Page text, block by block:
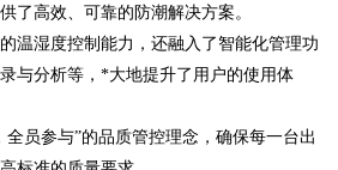
了高效、可靠的防潮解决方案。
温湿度控制能力，还融入了智能化管理功
与分析等，*大地提升了用户的使用体
员参与”的品质管控理念，确保每一台出